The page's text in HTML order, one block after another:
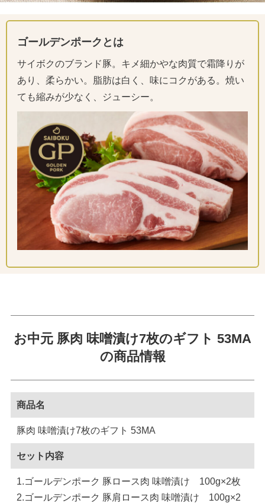
ゴールデンポークとは
サイボクのブランド豚。キメ細かやな肉質で霜降りが
あり、柔らかい。脂肪は白く、味にコクがある。焼い
ても縮みが少なく、ジューシー。
お中元 豚肉 味噌漬け7枚のギフト 53MA
の商品情報
商品名
豚肉 味噌漬け7枚のギフト 53MA
セット内容
1.ゴールデンポーク 豚ロース肉 味噌漬け 100g×2枚
2.ゴールデンポーク 豚肩ロース肉 味噌漬け 100g×2